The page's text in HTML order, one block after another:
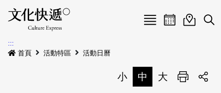
Menu
最新公告
活動日曆活動地圖
展
:::
首頁
活動特區 活動日曆
小 中 大 列印